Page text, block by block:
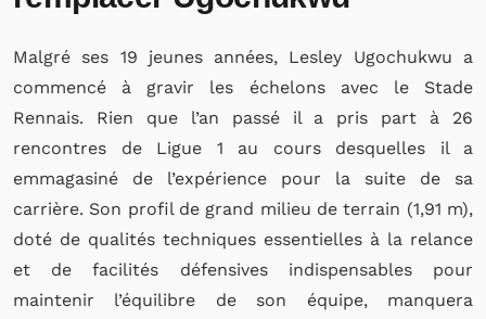
Malgré ses 19 jeunes années, Lesley Ugochukwu a
commencé à gravir les échelons avec le Stade
Rennais. Rien que l’an passé il a pris part à 26
rencontres de Ligue 1 au cours desquelles il a
emmagasiné de l’expérience pour la suite de sa
carrière. Son profil de grand milieu de terrain (1,91 m),
doté de qualités techniques essentielles à la relance
et de facilités défensives indispensables pour
maintenir l’équilibre de son équipe, manquera